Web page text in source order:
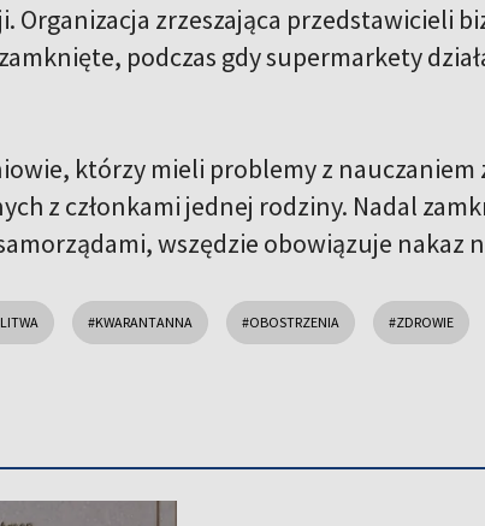
Organizacja zrzeszająca przedstawicieli
podczas gdy supermarkety
którzy mieli problemy z nauczaniem
z członkami jednej rodziny. Nadal
wszędzie obowiązuje nakaz
#KWARANTANNA #OBOSTRZENIA #ZDROWIE